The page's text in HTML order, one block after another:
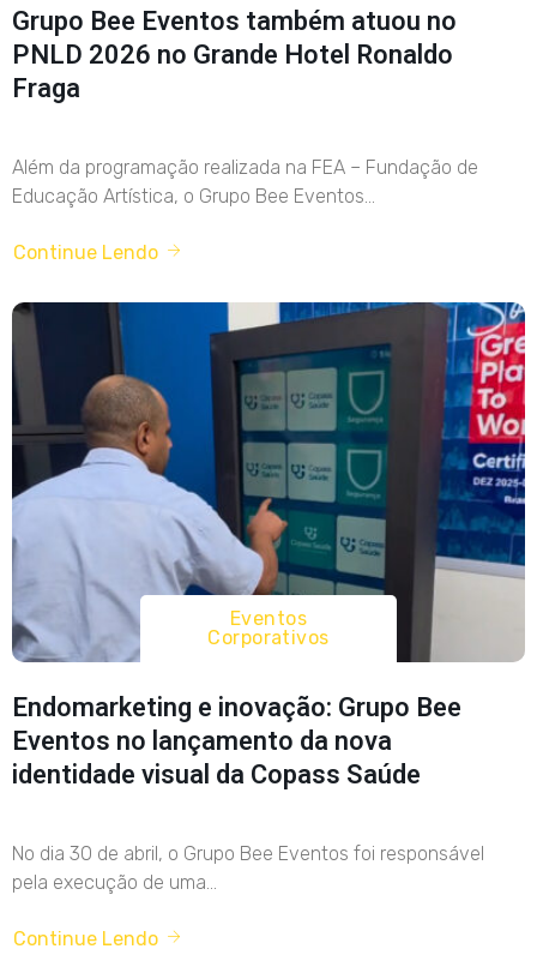
Grupo Bee Eventos também atuou no
PNLD 2026 no Grande Hotel Ronaldo
Fraga
Além da programação realizada na FEA – Fundação de
Educação Artística, o Grupo Bee Eventos...
Continue Lendo
Eventos
Corporativos
Endomarketing e inovação: Grupo Bee
Eventos no lançamento da nova
identidade visual da Copass Saúde
No dia 30 de abril, o Grupo Bee Eventos foi responsável
pela execução de uma...
Continue Lendo